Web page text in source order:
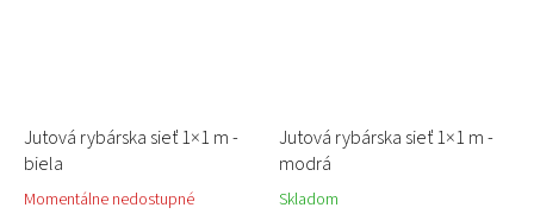
Jutová rybárska sieť 1×1 m -
biela
Momentálne nedostupné
Jutová rybárska sieť 1×1 m -
modrá
Skladom